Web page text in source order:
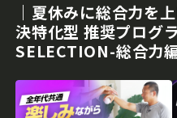
｜夏休みに総合力を
決特化型 推奨プログ
SELECTION-総合力